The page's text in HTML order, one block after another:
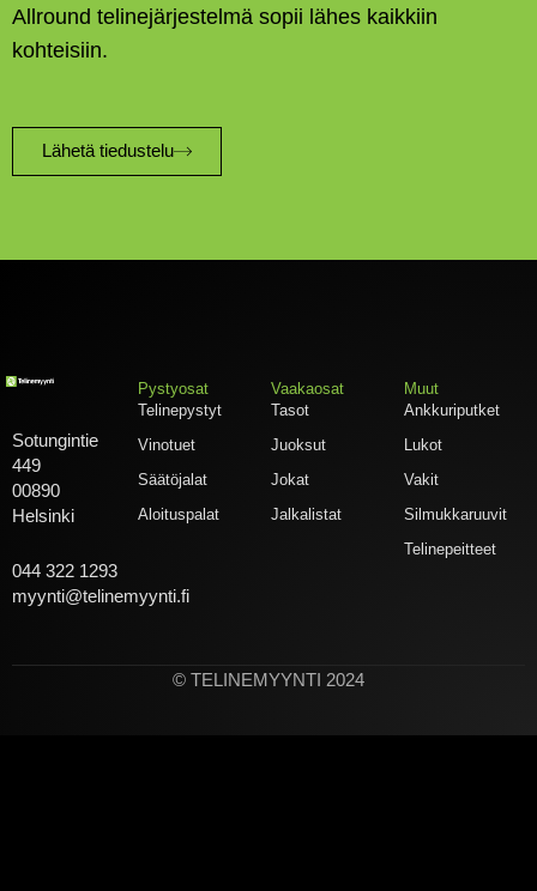
Allround telinejärjestelmä sopii lähes kaikkiin
kohteisiin.
Lähetä tiedustelu
Sotungintie
449
00890
Helsinki
044 322 1293
myynti@telinemyynti.fi
Pystyosat
Telinepystyt
Vinotuet
Säätöjalat
Aloituspalat
Vaakaosat
Tasot
Juoksut
Jokat
Jalkalistat
Muut
Ankkuriputket
Lukot
Vakit
Silmukkaruuvit
Telinepeitteet
© TELINEMYYNTI 2024